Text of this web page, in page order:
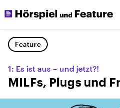
Feature
1: Es ist aus – und jetzt?!
MILFs, Plugs und